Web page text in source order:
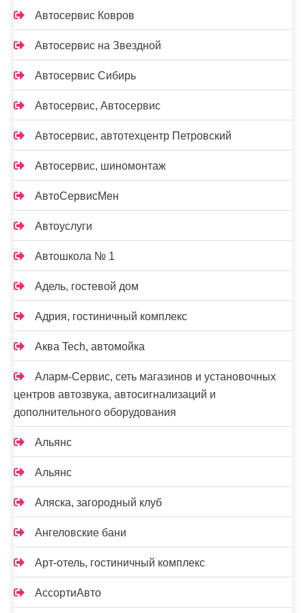
Автосервис Ковров
Автосервис на Звездной
Автосервис Сибирь
Автосервис, Автосервис
Автосервис, автотехцентр Петровский
Автосервис, шиномонтаж
АвтоСервисМен
Автоуслуги
Автошкола № 1
Адель, гостевой дом
Адрия, гостиничный комплекс
Аква Tech, автомойка
Аларм-Сервис, сеть магазинов и установочных
центров автозвука, автосигнализаций и
дополнительного оборудования
Альянс
Альянс
Аляска, загородный клуб
Ангеловские бани
Арт-отель, гостиничный комплекс
АссортиАвто